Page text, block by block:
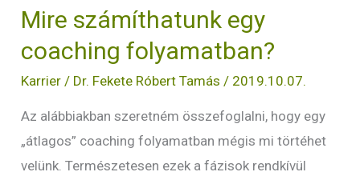
Mire számíthatunk egy
coaching folyamatban?
Karrier / Dr. Fekete Róbert Tamás/ 2019.10.07.
Az alábbiakban szeretném összefoglalni, hogy egy
„átlagos” coaching folyamatban mégis mi törtéhet
velünk. Természetesen ezek a fázisok rendkívül